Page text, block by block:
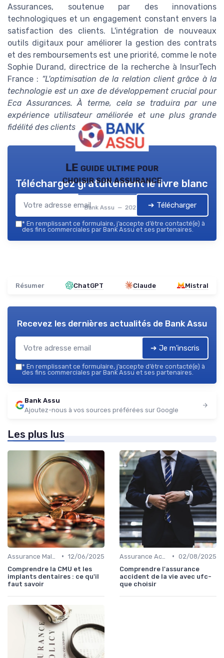
Assurances, soutenue par des innovations
technologiques et un engagement constant envers la
satisfaction des clients. L'intégration de nouveaux
outils digitaux pour améliorer la gestion des contrats
et des remboursements est une priorité, comme le note
Sophie Durand, directrice de la recherche à InsurTech
France : “L'optimisation de la relation client grâce à la
technologie est un axe de développement crucial pour
Eca Assurances. À terme, cela se traduira par une
expérience utilisateur améliorée et une plus grande
fidélité des clients”
LE guide ultime pour
choisir son assurance
Bank Assu — 2026
Téléchargez gratuitement le livre blanc
➔ Télécharger
* En remplissant ce formulaire, j’accepte d’être contacté(e) à
des fins commerciales par Bank Assu et ses partenaires.
Résumer ChatGPT Claude Mistral
Recevez les dernières actualités de Bank Assu
➔ Je m'inscris
* En remplissant ce formulaire, j’accepte d’être contacté(e) à
des fins commerciales par Bank Assu et ses partenaires.
Bank Assu
Ajoutez-nous à vos sources préférées sur Google
Les plus lus
• 12/06/2025
Comprendre la CMU et les
implants dentaires : ce qu'il
faut savoir
• 02/08/2025
Comprendre l'assurance
accident de la vie avec ufc-
que choisir